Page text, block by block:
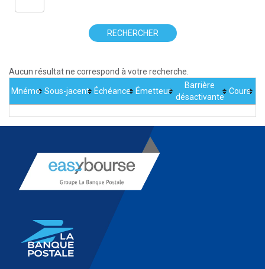
RECHERCHER
Aucun résultat ne correspond à votre recherche.
Mnémo Sous-jacent Échéance Émetteur
Barrière
désactivante
Cours